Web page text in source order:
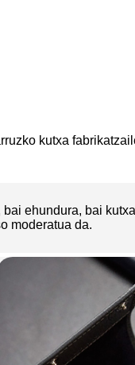
kutxa
ehundura, bai
moderatua da.